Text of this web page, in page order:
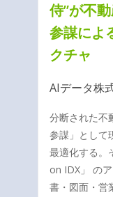
侍”が不
参謀によ
クチャ
AIデータ株
分断された不
参謀」として
最適化する。
on IDX」 の
書・図面・営